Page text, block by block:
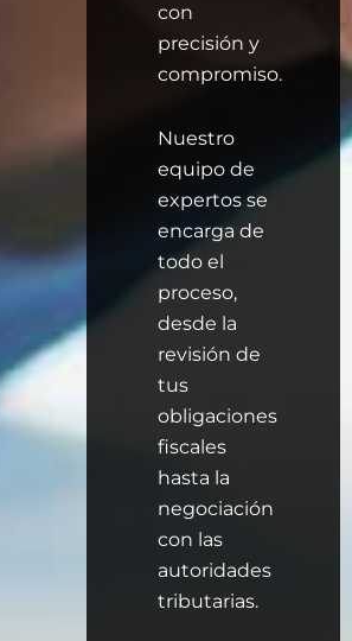
con
precisión y
compromiso.
Nuestro
equipo de
expertos se
encarga de
todo el
proceso,
desde la
revisión de
tus
obligaciones
fiscales
hasta la
negociación
con las
autoridades
tributarias.